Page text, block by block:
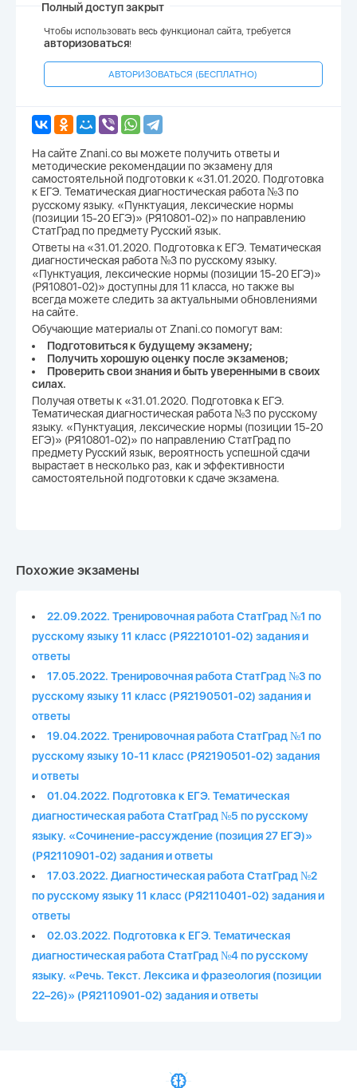
Полный доступ закрыт
Чтобы использовать весь функционал сайта, требуется
авторизоваться!
АВТОРИЗОВАТЬСЯ (БЕСПЛАТНО)
На сайте Znani.co вы можете получить ответы и
методические рекомендации по экзамену для
самостоятельной подготовки к «31.01.2020. Подготовка
к ЕГЭ. Тематическая диагностическая работа №3 по
русскому языку. «Пунктуация, лексические нормы
(позиции 15-20 ЕГЭ)» (РЯ10801-02)» по направлению
СтатГрад по предмету Русский язык.
Ответы на «31.01.2020. Подготовка к ЕГЭ. Тематическая
диагностическая работа №3 по русскому языку.
«Пунктуация, лексические нормы (позиции 15-20 ЕГЭ)»
(РЯ10801-02)» доступны для 11 класса, но также вы
всегда можете следить за актуальными обновлениями
на сайте.
Обучающие материалы от Znani.co помогут вам:
Подготовиться к будущему экзамену;
Получить хорошую оценку после экзаменов;
Проверить свои знания и быть уверенными в своих
силах.
Получая ответы к «31.01.2020. Подготовка к ЕГЭ.
Тематическая диагностическая работа №3 по русскому
языку. «Пунктуация, лексические нормы (позиции 15-20
ЕГЭ)» (РЯ10801-02)» по направлению СтатГрад по
предмету Русский язык, вероятность успешной сдачи
вырастает в несколько раз, как и эффективности
самостоятельной подготовки к сдаче экзамена.
Похожие экзамены
22.09.2022. Тренировочная работа СтатГрад №1 по
русскому языку 11 класс (РЯ2210101-02) задания и
ответы
17.05.2022. Тренировочная работа СтатГрад №3 по
русскому языку 11 класс (РЯ2190501-02) задания и
ответы
19.04.2022. Тренировочная работа СтатГрад №1 по
русскому языку 10-11 класс (РЯ2190501-02) задания
и ответы
01.04.2022. Подготовка к ЕГЭ. Тематическая
диагностическая работа СтатГрад №5 по русскому
языку. «Сочинение-рассуждение (позиция 27 ЕГЭ)»
(РЯ2110901-02) задания и ответы
17.03.2022. Диагностическая работа СтатГрад №2
по русскому языку 11 класс (РЯ2110401-02) задания и
ответы
02.03.2022. Подготовка к ЕГЭ. Тематическая
диагностическая работа СтатГрад №4 по русскому
языку. «Речь. Текст. Лексика и фразеология (позиции
22–26)» (РЯ2110901-02) задания и ответы